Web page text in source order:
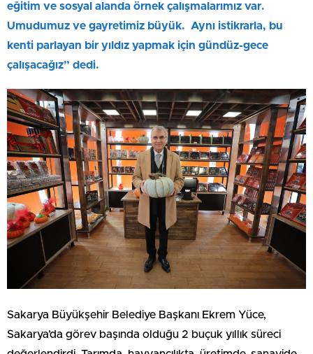
eğitim ve sosyal alanda örnek çalışmalarımız var.
Umudumuz ve gayretimiz büyük. Aynı istikrarla, bu
kenti parlayan bir yıldız yapmak için gündüz-gece
çalışacağız” dedi.
Sakarya Büyükşehir Belediye Başkanı Ekrem Yüce,
Sakarya’da görev başında olduğu 2 buçuk yıllık süreci